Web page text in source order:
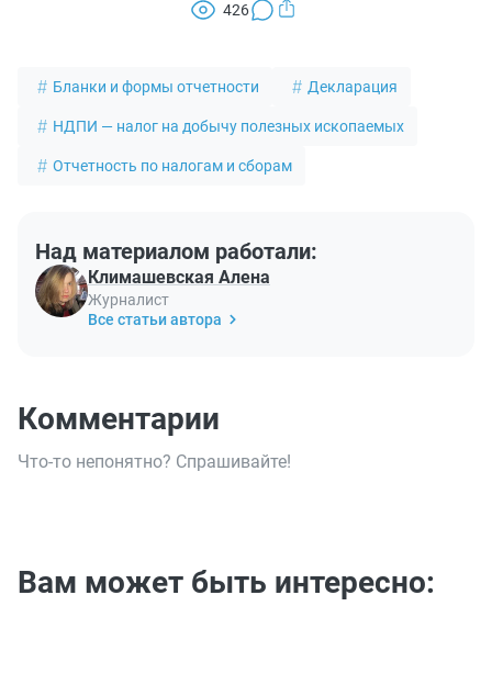
426
Бланки и формы отчетности Декларация
НДПИ — налог на добычу полезных ископаемых
Отчетность по налогам и сборам
Над материалом работали:
Климашевская Алена
Журналист
Все статьи автора
Комментарии
Что-то непонятно? Спрашивайте!
Вам может быть интересно: